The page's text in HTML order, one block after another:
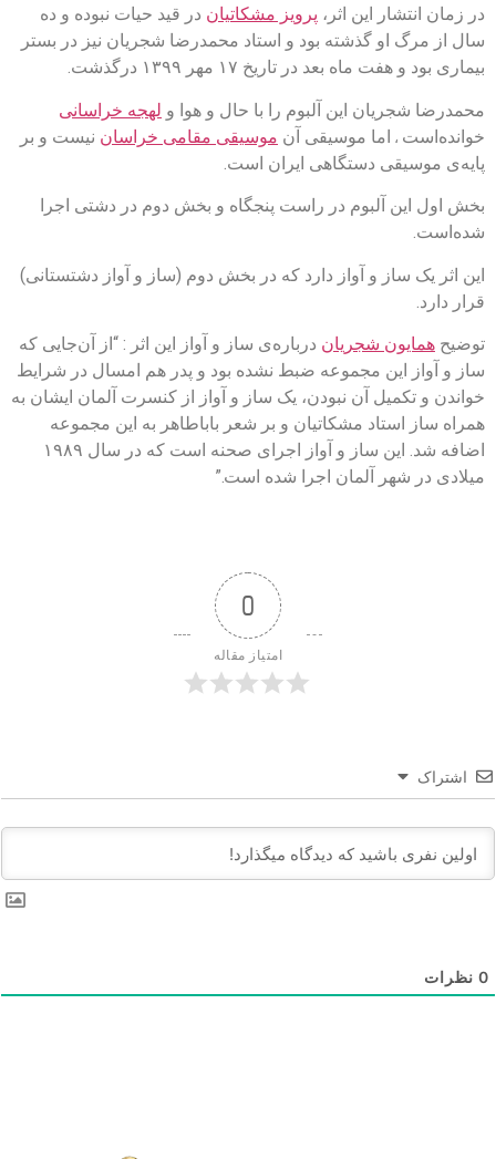
در زمان انتشار این اثر، پرویز مشکاتیان در قید حیات نبوده و ده
سال از مرگ او گذشته بود و استاد محمدرضا شجریان نیز در بستر
بیماری بود و هفت ماه بعد در تاریخ ۱۷ مهر ۱۳۹۹ درگذشت.
محمدرضا شجریان این آلبوم را با حال و هوا و لهجه خراسانی
خوانده‌است ، اما موسیقی آن موسیقی مقامی خراسان نیست و بر
پایه‌ی موسیقی دستگاهی ایران است.
بخش اول این آلبوم در راست پنجگاه و بخش دوم در دشتی اجرا
شده‌است.
این اثر یک ساز و آواز دارد که در بخش دوم (ساز و آواز دشتستانی)
قرار دارد.
توضیح همایون شجریان درباره‌ی ساز و آواز این اثر : “از آن‌جایی که
ساز و آواز این مجموعه ضبط نشده بود و پدر هم امسال در شرایط
خواندن و تکمیل آن نبودن، یک ساز و آواز از کنسرت آلمان ایشان به
همراه ساز استاد مشکاتیان و بر شعر باباطاهر به این مجموعه
اضافه شد. این ساز و آواز اجرای صحنه است که در سال ۱۹۸۹
میلادی در شهر آلمان اجرا شده است.”
0
امتیاز مقاله
اشتراک
0 نظرات